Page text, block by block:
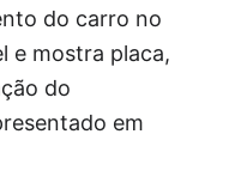
do carro no
e mostra placa,
do
em